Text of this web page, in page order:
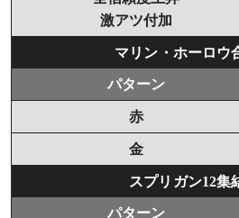
激アツ付加
マリン・ホーロウ
パターン
赤
金
スプリガン12集
パターン